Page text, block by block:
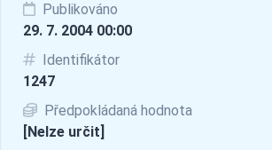
Publikováno
29. 7. 2004 00:00
Identifikátor
1247
Předpokládaná hodnota
[Nelze určit]